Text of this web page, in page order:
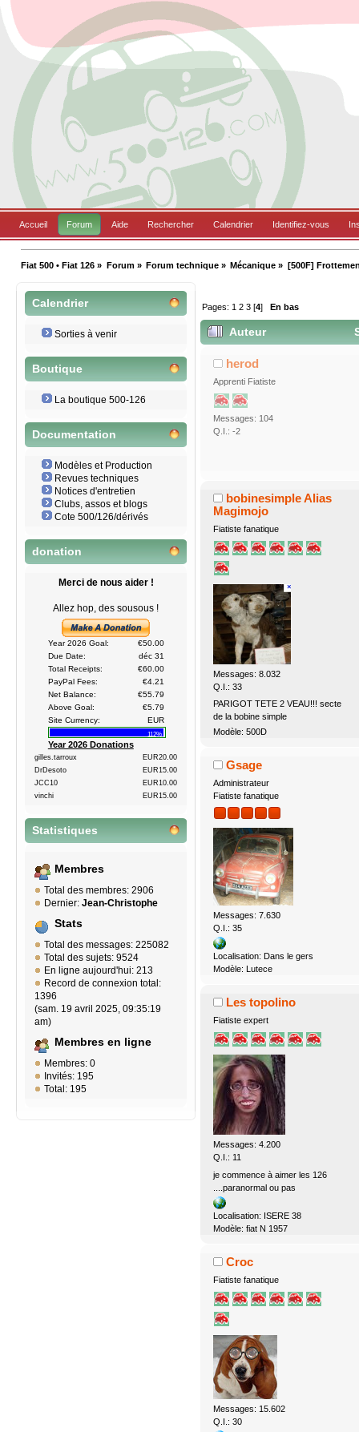
Accueil Forum Aide Rechercher Calendrier Identifiez-vous
Fiat 500 • Fiat 126 » Forum» Forum technique» Mécanique » [500F]
Calendrier
Sorties à venir
Boutique
La boutique 500-126
Documentation
Modèles et Production
Revues techniques
Notices d'entretien
Clubs, assos et blogs
Cote 500/126/dérivés
donation
Merci de nous aider !
Allez hop, des sousous !
Year 2026 Goal:
€50.00
Due Date:
déc 31
Total Receipts:
€60.00
PayPal Fees:
€4.21
Net Balance:
€55.79
Above Goal:
€5.79
Site Currency:
EUR
112%
Year 2026 Donations
gilles.tarroux
EUR20.00
DrDesoto
EUR15.00
JCC10
EUR10.00
vinchi
EUR15.00
Statistiques
Membres
Total des membres: 2906
Dernier: Jean-Christophe
Stats
Total des messages: 225082
Total des sujets: 9524
En ligne aujourd'hui: 213
Record de connexion total:
1396
(sam. 19 avril 2025, 09:35:19
am)
Membres en ligne
Membres: 0
Invités: 195
Total: 195
Pages: 1 2 3 [4] En bas
Auteur
herod
Apprenti Fiatiste
Messages: 104
Q.I.: -2
bobinesimple Alias
Magimojo
Fiatiste fanatique
Messages: 8.032
Q.I.: 33
PARIGOT TETE 2 VEAU!!! secte
de la bobine simple
Modèle: 500D
Gsage
Administrateur
Fiatiste fanatique
Messages: 7.630
Q.I.: 35
Localisation: Dans le gers
Modèle: Lutece
Les topolino
Fiatiste expert
Messages: 4.200
Q.I.: 11
je commence à aimer les 126
....paranormal ou pas
Localisation: ISERE 38
Modèle: fiat N 1957
Croc
Fiatiste fanatique
Messages: 15.602
Q.I.: 30